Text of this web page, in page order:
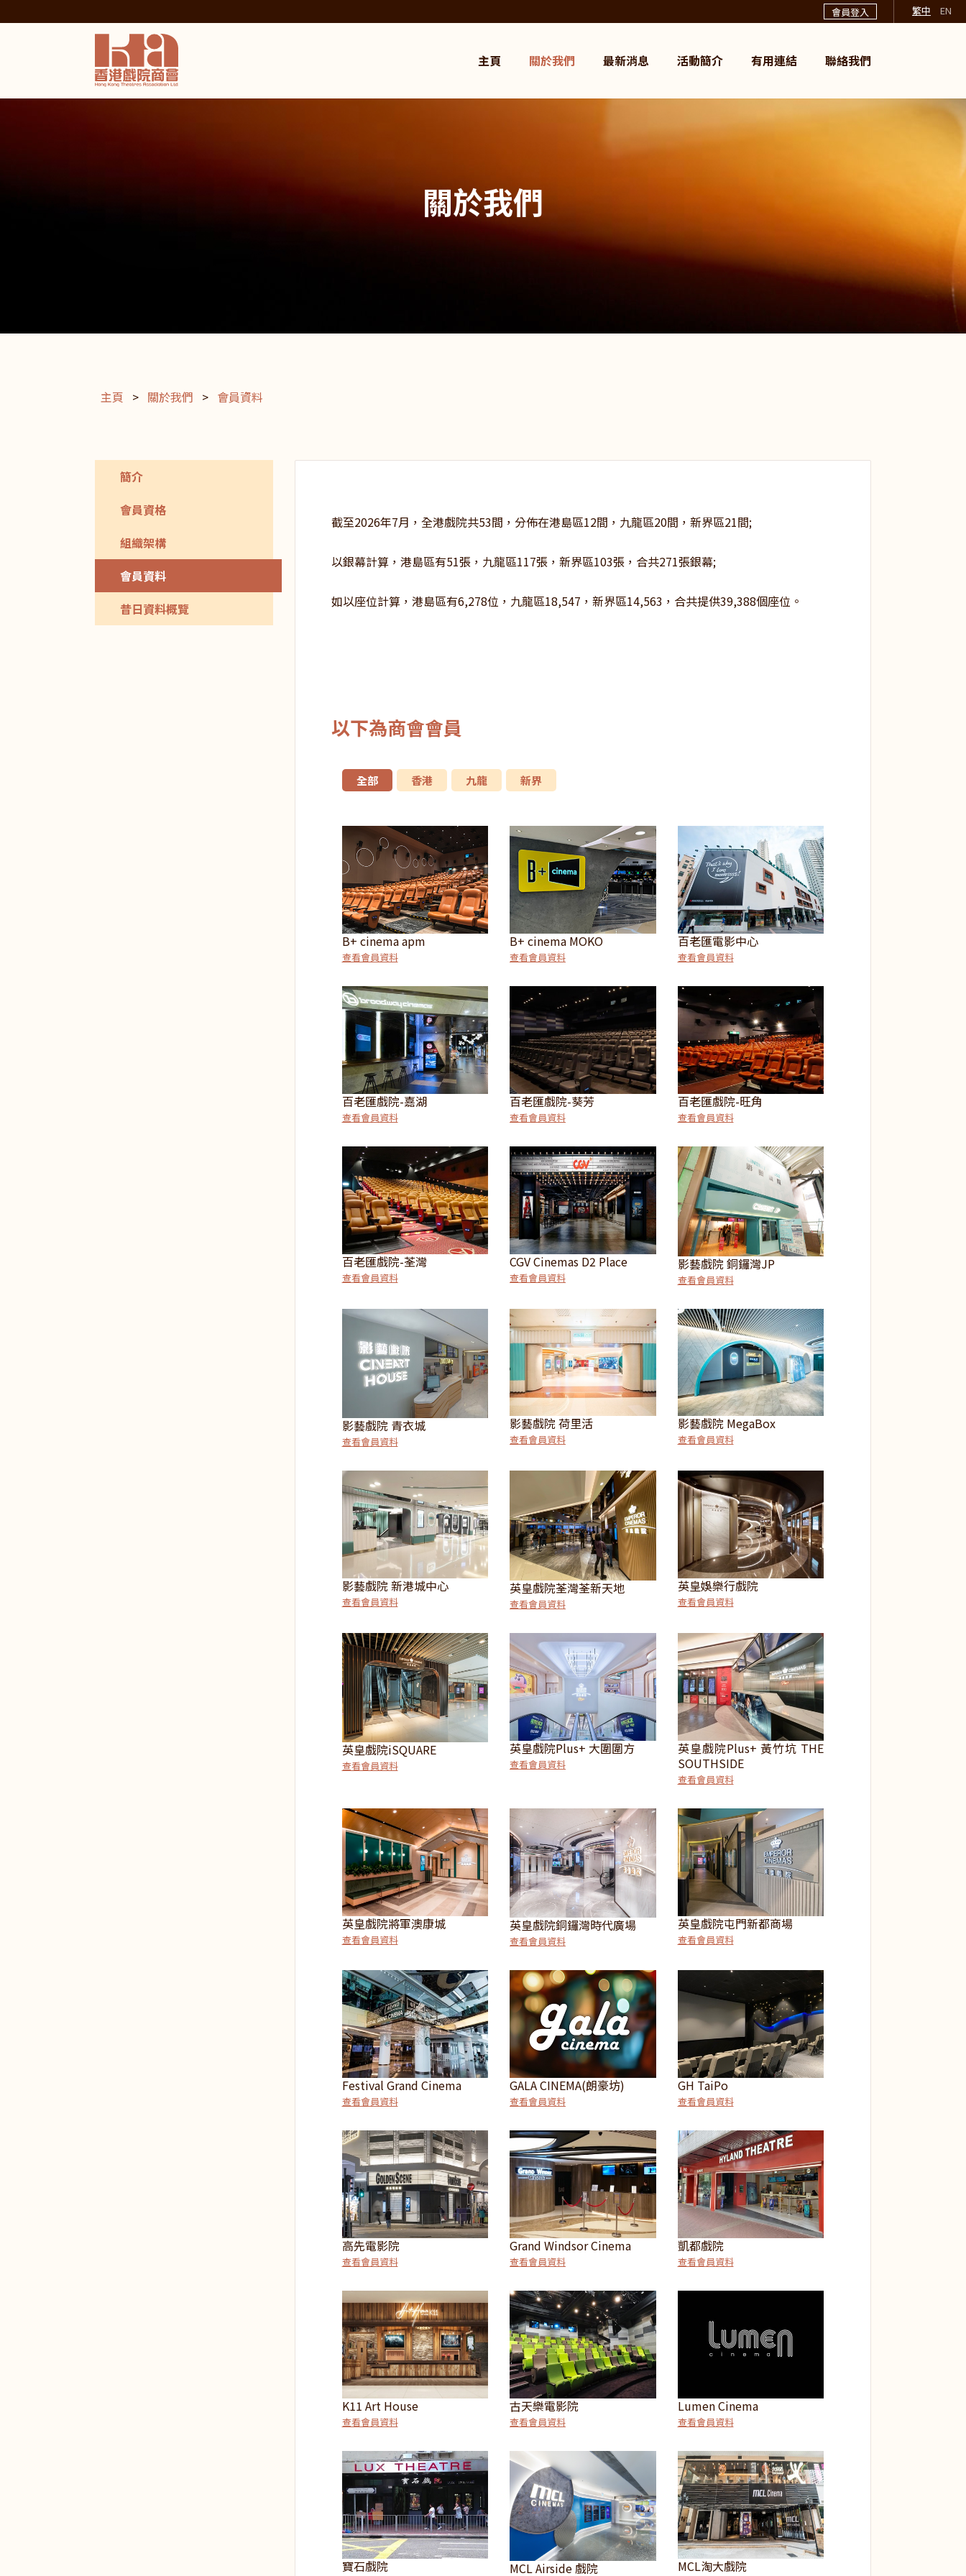
會員登入 繁中 EN
主頁 關於我們 最新消息 活動簡介 有用連結 聯絡我們
關於我們
主頁 > 關於我們 > 會員資料
簡介
會員資格
組織架構
會員資料
昔日資料概覽
截至2026年7月，全港戲院共53間，分佈在港島區12間，九龍區20間，新界區21間;
以銀幕計算，港島區有51張，九龍區117張，新界區103張，合共271張銀幕;
如以座位計算，港島區有6,278位，九龍區18,547，新界區14,563，合共提供39,388個座位。
以下為商會會員
全部 香港 九龍 新界
B+ cinema apm
查看會員資料
B+ cinema MOKO
查看會員資料
百老匯電影中心
查看會員資料
百老匯戲院-嘉湖
查看會員資料
百老匯戲院-葵芳
查看會員資料
百老匯戲院-旺角
查看會員資料
百老匯戲院-荃灣
查看會員資料
CGV Cinemas D2 Place
查看會員資料
影藝戲院 銅鑼灣JP
查看會員資料
影藝戲院 青衣城
查看會員資料
影藝戲院 荷里活
查看會員資料
影藝戲院 MegaBox
查看會員資料
影藝戲院 新港城中心
查看會員資料
英皇戲院荃灣荃新天地
查看會員資料
英皇娛樂行戲院
查看會員資料
英皇戲院iSQUARE
查看會員資料
英皇戲院Plus+ 大圍圍方
查看會員資料
英皇戲院Plus+ 黃竹坑 THE
SOUTHSIDE
查看會員資料
英皇戲院將軍澳康城
查看會員資料
英皇戲院銅鑼灣時代廣場
查看會員資料
英皇戲院屯門新都商場
查看會員資料
Festival Grand Cinema
查看會員資料
GALA CINEMA(朗豪坊)
查看會員資料
GH TaiPo
查看會員資料
高先電影院
查看會員資料
Grand Windsor Cinema
查看會員資料
凱都戲院
查看會員資料
K11 Art House
查看會員資料
古天樂電影院
查看會員資料
Lumen Cinema
查看會員資料
寶石戲院 MCL Airside 戲院 MCL淘大戲院